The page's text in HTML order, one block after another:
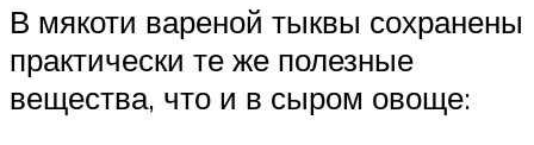
В мякоти вареной тыквы сохранены
практически те же полезные
вещества, что и в сыром овоще: